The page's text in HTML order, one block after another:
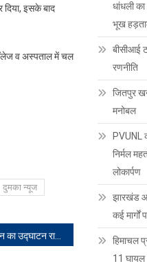
इसके बाद
व अस्पताल में चल
दुमका न्यूज
क्या नए संसद भवन का उद्घाटन राष्ट्रपति से नहीं कराना भारतीय संविधान का अपमान?
धांधली का
भूख
बीसीआई
रणनीति
जितपुर
मनोबल
PVUNL
निर्मल
लोकार्पण
झारखंड
कई मार्गों
हिमाचल
11 घायल